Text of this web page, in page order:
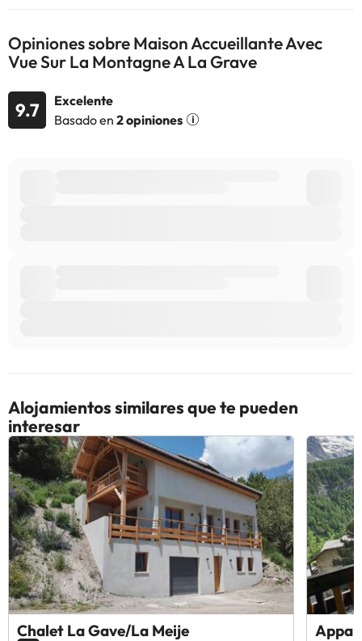
Opiniones sobre Maison Accueillante Avec
Vue Sur La Montagne A La Grave
9.7
Excelente
Basado en 2 opiniones
Alojamientos similares que te pueden
interesar
Chalet La Gave/La Meije